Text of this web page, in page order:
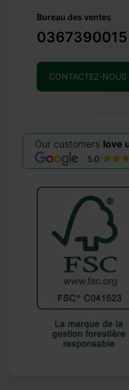
Bureau des ventes
0367390015
CONTACTEZ-NOUS
Our customers love